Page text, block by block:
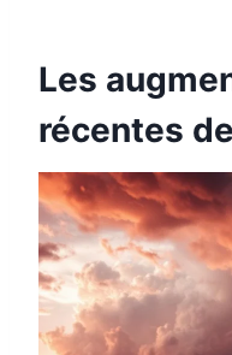
Les
récentes